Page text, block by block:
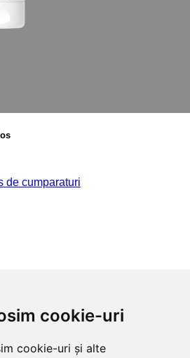
cookie-uri
cookie-uri și alte
de cumparaturi
francez care concepe tratamente